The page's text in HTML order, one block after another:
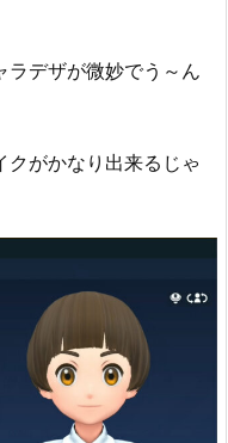
ラデザが微妙でう～ん
がかなり出来るじゃ